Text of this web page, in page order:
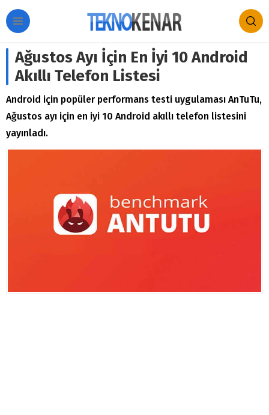
Ağustos Ayı İçin En İyi 10 Android
Akıllı Telefon Listesi
Android için popüler performans testi uygulaması AnTuTu,
Ağustos ayı için en iyi 10 Android akıllı telefon listesini
yayınladı.